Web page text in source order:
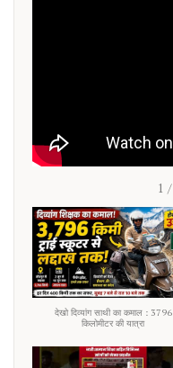
1 /
देखो दिव्यांग साथी का कमाल : 3796
किलोमीटर की यात्रा